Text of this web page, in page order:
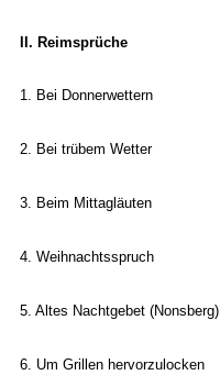
II. Reimsprüche
1. Bei Donnerwettern
2. Bei trübem Wetter
3. Beim Mittagläuten
4. Weihnachtsspruch
5. Altes Nachtgebet (Nonsberg)
6. Um Grillen hervorzulocken